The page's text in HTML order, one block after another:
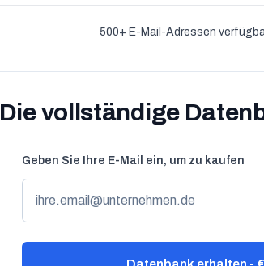
500+ E-Mail-Adressen
Die vollständige
Geben Sie Ihre E-Mail ein, um zu kaufen